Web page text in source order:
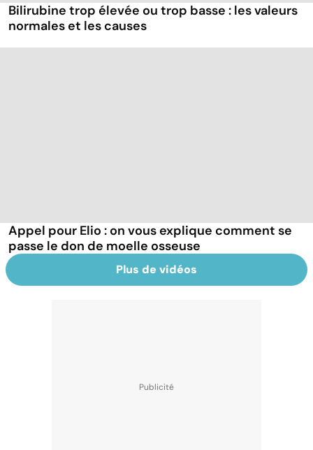
Bilirubine trop élevée ou trop basse : les valeurs
normales et les causes
Appel pour Elio : on vous explique comment se
passe le don de moelle osseuse
Plus de vidéos